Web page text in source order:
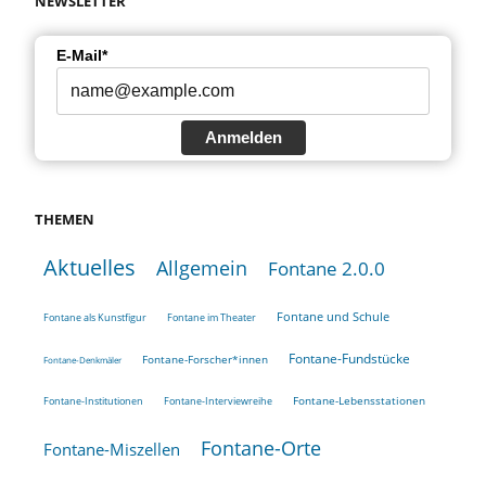
E-Mail*
Anmelden
THEMEN
Aktuelles Allgemein Fontane 2.0.0
Fontane als Kunstfigur Fontane im Theater Fontane und Schule
Fontane-Denkmäler Fontane-Forscher*innen Fontane-Fundstücke
Fontane-Institutionen Fontane-Interviewreihe Fontane-Lebensstationen
Fontane-Miszellen Fontane-Orte